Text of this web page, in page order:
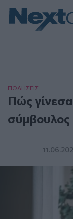
ΠΩΛΗΣΕΙΣ
Πώς
σύμβουλος